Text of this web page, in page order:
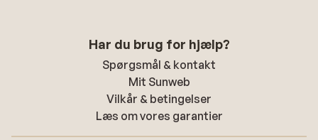
Har du brug for hjælp?
Spørgsmål & kontakt
Mit Sunweb
Vilkår & betingelser
Læs om vores garantier